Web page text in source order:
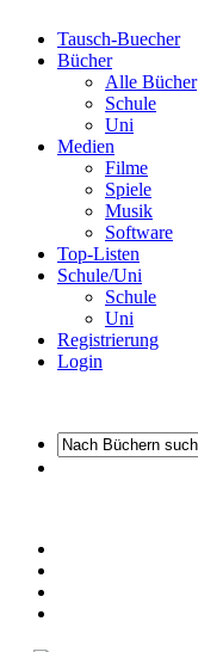
Tausch-Buecher
Bücher
Alle Bücher
Schule
Uni
Medien
Filme
Spiele
Musik
Software
Top-Listen
Schule/Uni
Schule
Uni
Registrierung
Login